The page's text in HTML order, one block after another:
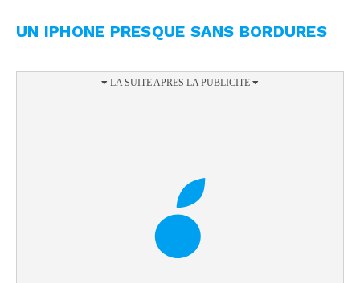
UN IPHONE PRESQUE SANS BORDURES